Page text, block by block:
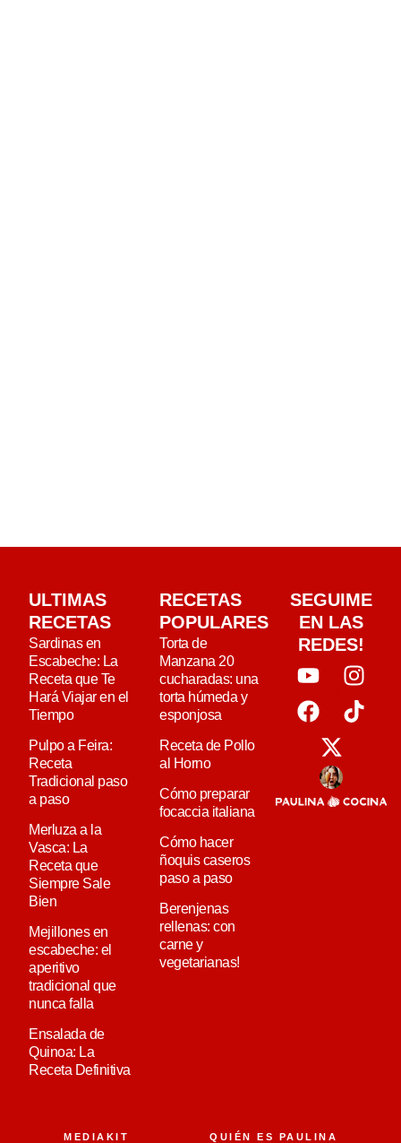
ULTIMAS
RECETAS
Sardinas en
Escabeche: La
Receta que Te
Hará Viajar en el
Tiempo
Pulpo a Feira:
Receta
Tradicional paso
a paso
Merluza a la
Vasca: La
Receta que
Siempre Sale
Bien
Mejillones en
escabeche: el
aperitivo
tradicional que
nunca falla
Ensalada de
Quinoa: La
Receta Definitiva
RECETAS
POPULARES
Torta de
Manzana 20
cucharadas: una
torta húmeda y
esponjosa
Receta de Pollo
al Horno
Cómo preparar
focaccia italiana
Cómo hacer
ñoquis caseros
paso a paso
Berenjenas
rellenas: con
carne y
vegetarianas!
SEGUIME
EN LAS
REDES!
MEDIAKIT QUIÉN ES PAULINA